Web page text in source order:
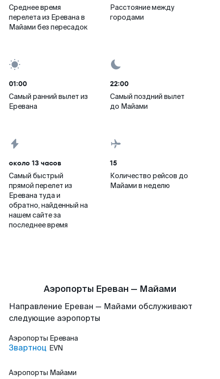
Среднее время
перелета из Еревана в
Майами без пересадок
Расстояние между
городами
01:00
Самый ранний вылет из
Еревана
22:00
Самый поздний вылет
до Майами
около 13 часов
Самый быстрый
прямой перелет из
Еревана туда и
обратно, найденный на
нашем сайте за
последнее время
15
Количество рейсов до
Майами в неделю
Аэропорты Ереван — Майами
Направление Ереван — Майами обслуживают
следующие аэропорты
Аэропорты Еревана
Звартноц EVN
Аэропорты Майами